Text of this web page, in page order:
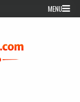
Skip to content
MENU